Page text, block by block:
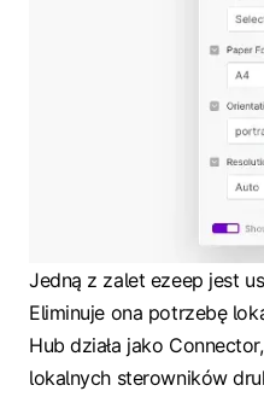
Jedną z zalet ezeep jest
Eliminuje ona potrzebę
Hub działa jako
lokalnych sterowników